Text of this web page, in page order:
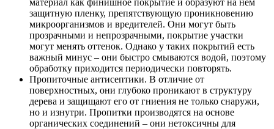
защитную пленку, препятствующую проникновению
микроорганизмов и вредителей. Они могут быть
прозрачными и непрозрачными, покрытие участки
могут менять оттенок. Однако у таких покрытий есть
важный минус – они быстро смываются водой, поэтому
обработку приходится периодически повторять.
Пропиточные антисептики. В отличие от
поверхностных, они глубоко проникают в структуру
дерева и защищают его от гниения не только снаружи,
но и изнутри. Пропитки производятся на основе
органических соединений – они нетоксичны для